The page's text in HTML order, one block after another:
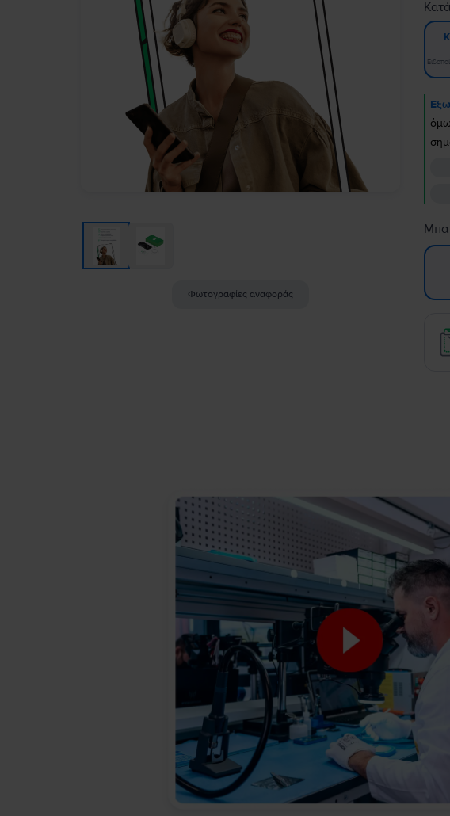
Φωτογραφίες αναφοράς